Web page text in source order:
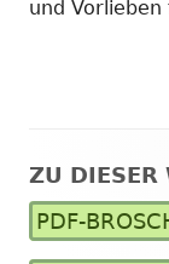
und Vorlieben
Haupt-
ZU DIESER
PDF-